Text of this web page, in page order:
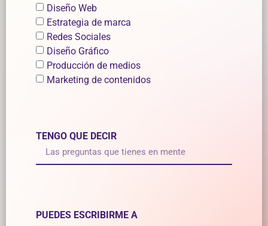
Diseño Web
Estrategia de marca
Redes Sociales
Diseño Gráfico
Producción de medios
Marketing de contenidos
TENGO QUE DECIR
PUEDES ESCRIBIRME A